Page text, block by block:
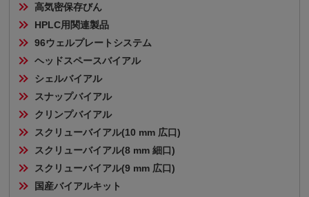
高気密保存びん
HPLC用関連製品
96ウェルプレートシステム
ヘッドスペースバイアル
シェルバイアル
スナップバイアル
クリンプバイアル
スクリューバイアル(10 mm 広口)
スクリューバイアル(8 mm 細口)
スクリューバイアル(9 mm 広口)
国産バイアルキット